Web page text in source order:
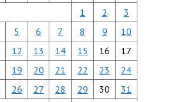
1 2
3
5 6 7 8 9
10
12 13 14 15 16
17
19 20 21 22 23
24
26 27 28 29 30 31